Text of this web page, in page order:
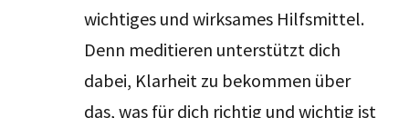
wichtiges und wirksames Hilfsmittel.
Denn meditieren unterstützt dich
dabei, Klarheit zu bekommen über
das, was für dich richtig und wichtig ist